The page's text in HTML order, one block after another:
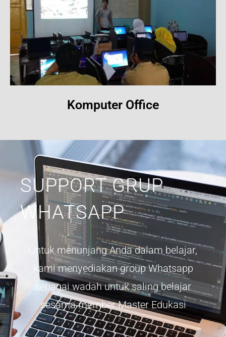
Komputer Office
SUPPORT GRUP
WHATSAPP
Untuk menunjang Anda dalam belajar,
kami menyediakan group Whatsapp
sebagai wadah untuk saling belajar
sesama member Master Edukasi